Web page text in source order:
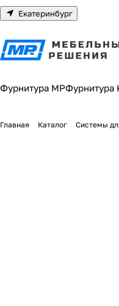
Екатеринбург
Фурнитура МРФурнитура
Главная Каталог Системы